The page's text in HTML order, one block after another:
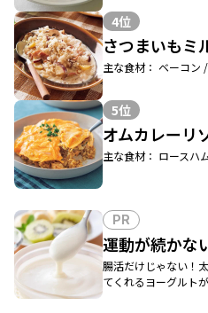
4位
さつまいもミ
主な食材： ベーコン
5位
オムカレーリ
主な食材： ロースハ
PR
運動が続かな
腸活だけじゃない！
てくれるヨーグルト